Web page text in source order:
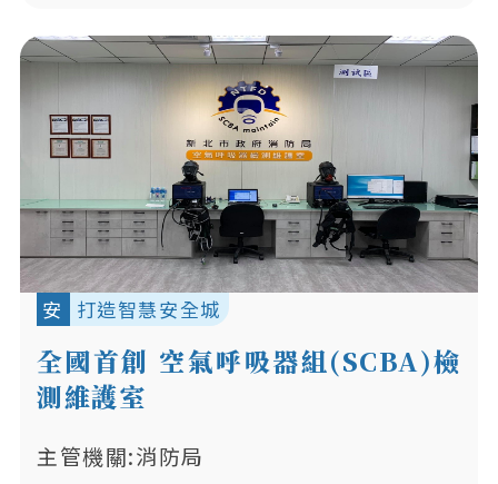
安 打造智慧安全城
全國首創 空氣呼吸器組(SCBA)檢
測維護室
主管機關:消防局